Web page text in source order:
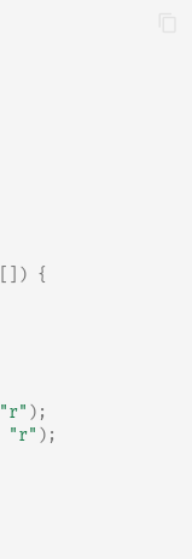
[]) {
"r" );
"r" );